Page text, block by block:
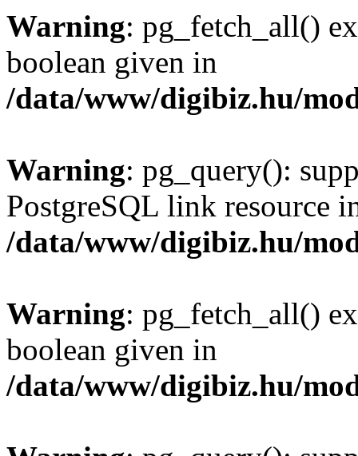
Warning: pg_fetch_all()
boolean given in
/data/www/digibiz.hu/
Warning: pg_query():
PostgreSQL link resource
/data/www/digibiz.hu/
Warning: pg_fetch_all()
boolean given in
/data/www/digibiz.hu/